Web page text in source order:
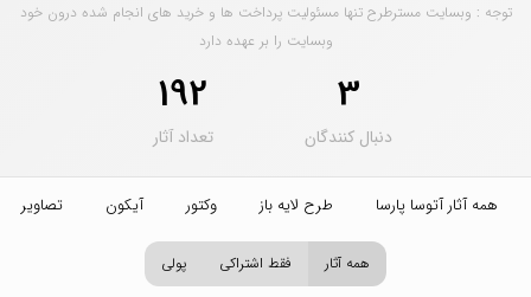
توجه : وبسایت مسترطرح تنها مسئولیت پرداخت ها و خرید های انجام شده درون خود
وبسایت را بر عهده دارد
3
دنبال کنندگان
192
تعداد آثار
همه آثار آتوسا پارسا طرح لایه باز وکتور آیکون تصاویر
همه آثار فقط اشتراکی پولی